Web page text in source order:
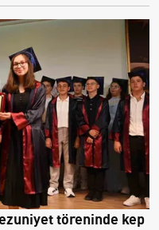
töreninde kep